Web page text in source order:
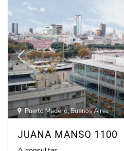
Puerto Madero,Buenos Aires
JUANA MANSO 1100